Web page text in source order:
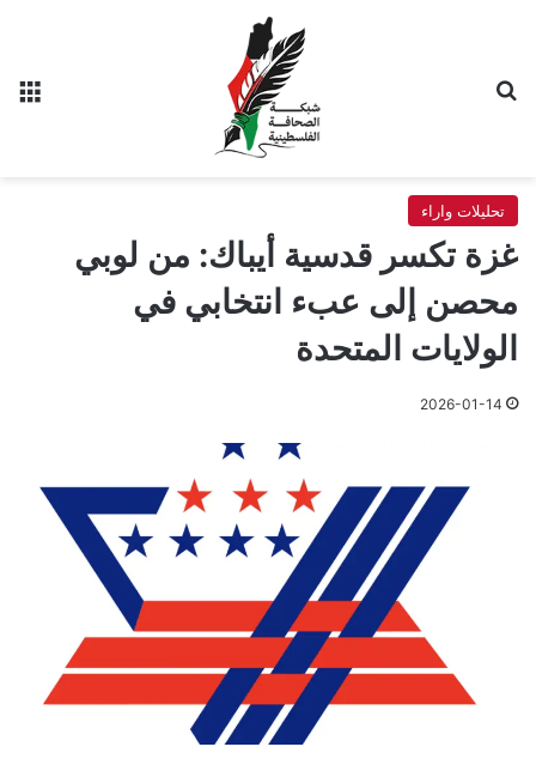
تحليلات واراء
غزة تكسر قدسية أيباك: من لوبي
محصن إلى عبء انتخابي في
الولايات المتحدة
2026-01-14